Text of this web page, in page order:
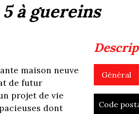
5 à guereins
maison neuve
de futur
projet de vie
dont
Général
Code